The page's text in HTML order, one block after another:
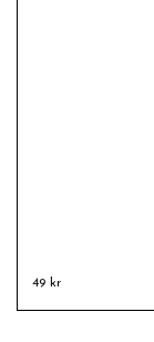
49 kr